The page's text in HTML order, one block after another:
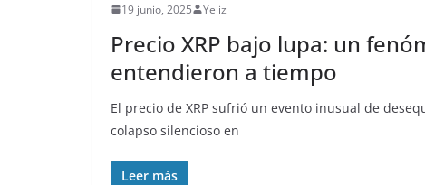
19 junio, 2025 Yeliz
Precio XRP bajo lupa: un
entendieron a tiempo
El precio de XRP sufrió un evento inusual de
colapso silencioso en
Leer más